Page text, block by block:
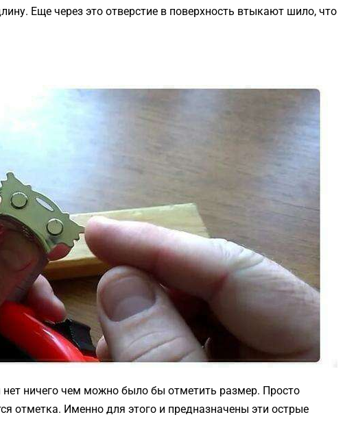
Еще через это отверстие в поверхность втыкают шило, что
нет ничего чем можно было бы отметить размер. Просто
отметка. Именно для этого и предназначены эти острые